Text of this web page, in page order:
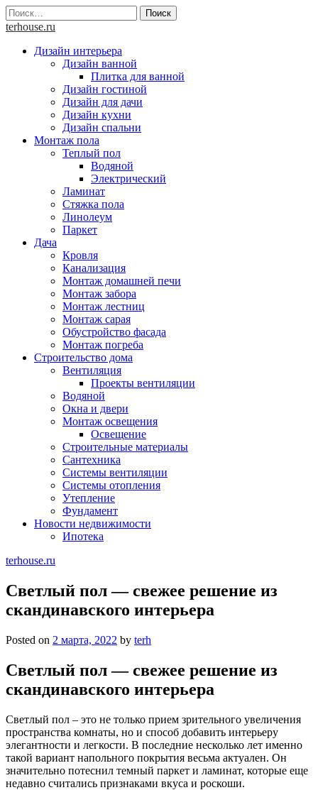
Skip
to
Найти:
terhouse.ru
Дизайн интерьера
Дизайн ванной
Плитка для ванной
Дизайн гостиной
Дизайн для дачи
Дизайн кухни
Дизайн спальни
Монтаж пола
Теплый пол
Водяной
Электрический
Ламинат
Стяжка пола
Линолеум
Паркет
Дача
Кровля
Канализация
Монтаж домашней печи
Монтаж забора
Монтаж лестниц
Монтаж сарая
Обустройство фасада
Монтаж погреба
Строительство дома
Вентиляция
Проекты вентиляции
Водяной
Окна и двери
Монтаж освещения
Освещение
Строительные материалы
Сантехника
Системы вентиляции
Системы отопления
Утепление
Фундамент
Новости недвижимости
Ипотека
terhouse.ru
Светлый пол — свежее решение из
скандинавского интерьера
Posted on 2 марта, 2022 by terh
Светлый пол — свежее решение из
скандинавского интерьера
Светлый пол – это не только прием зрительного увеличения
пространства комнаты, но и способ добавить интерьеру
элегантности и легкости. В последние несколько лет именно
такой вариант напольного покрытия весьма актуален. Он
значительно потеснил темный паркет и ламинат, которые еще
недавно считались признаками вкуса и роскоши.